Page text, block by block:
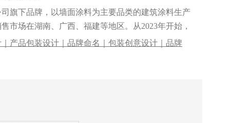
旗下品牌，以墙面涂料为主要品类的建筑涂料生产
市场在湖南、广西、福建等地区。从2023年开始，
产品包装设计｜品牌命名｜包装创意设计｜品牌